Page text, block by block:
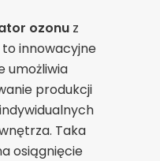
ozonu z
innowacyjne
umożliwia
produkcji
Taka
osiągnięcie